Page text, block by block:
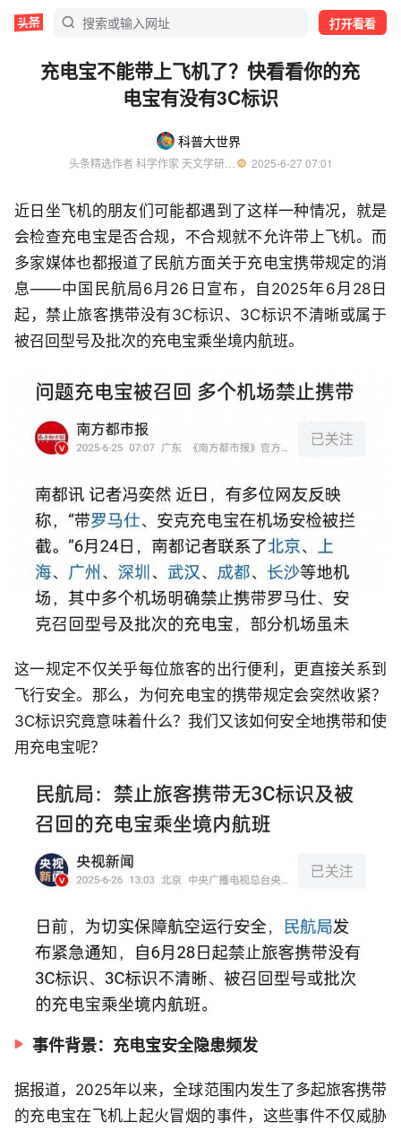
打开看看
充电宝不能带上飞机了？快看看你的充
电宝有没有3C标识
科普大世界
头条精选作者 科学作家 天文学研究者
  2025-6-27 07:01
近日坐飞机的朋友们可能都遇到了这样一种情况，就是
会检查充电宝是否合规，不合规就不允许带上飞机。而
多家媒体也都报道了民航方面关于充电宝携带规定的消
息——中国民航局6月26日宣布，自2025年6月28日
起，禁止旅客携带没有3C标识、3C标识不清晰或属于
被召回型号及批次的充电宝乘坐境内航班。
这一规定不仅关乎每位旅客的出行便利，更直接关系到
飞行安全。那么，为何充电宝的携带规定会突然收紧？
3C标识究竟意味着什么？我们又该如何安全地携带和使
用充电宝呢？
事件背景：充电宝安全隐患频发
据报道，2025年以来，全球范围内发生了多起旅客携带
的充电宝在飞机上起火冒烟的事件，这些事件不仅威胁